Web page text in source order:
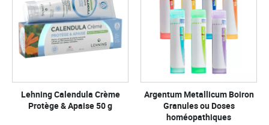
Lehning Calendula Crème
Protège & Apaise 50 g
Argentum Metallicum Boiron
Granules ou Doses
homéopathiques